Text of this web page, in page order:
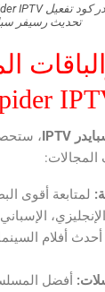
تحديث رسيفر
IPTV،
لمتابعة أقوى
أحدث أفلام
أفضل